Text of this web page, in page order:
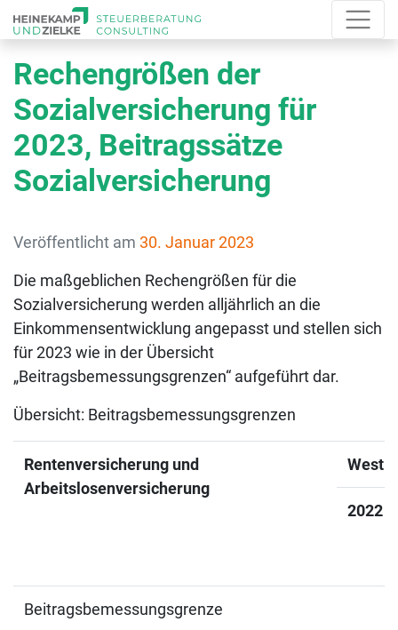
Rechengrößen der
Sozialversicherung für
2023, Beitragssätze
Sozialversicherung
Veröffentlicht am 30. Januar 2023
Die maßgeblichen Rechengrößen für die
Sozialversicherung werden alljährlich an die
Einkommensentwicklung angepasst und stellen sich
für 2023 wie in der Übersicht
„Beitragsbemessungsgrenzen“ aufgeführt dar.
Übersicht: Beitragsbemessungsgrenzen
Rentenversicherung und
Arbeitslosenversicherung
West
2022
Beitragsbemessungsgrenze